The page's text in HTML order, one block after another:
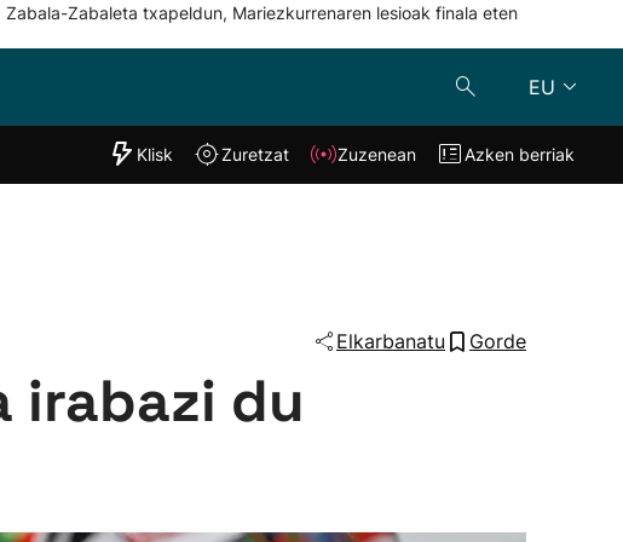
Zabala-Zabaleta txapeldun, Mariezkurrenaren lesioak finala eten
EU
"Helmuga"
Klisk Zuzenean
Klisk Zuretzat Zuzenean Azken berriak
Elkarbanatu Gorde
irabazi du